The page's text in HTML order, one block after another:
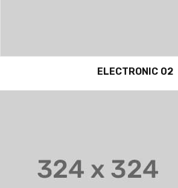
ELECTRONIC 02